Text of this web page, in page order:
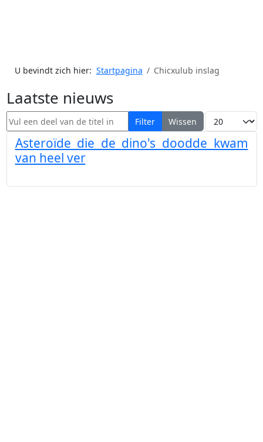
U bevindt zich hier: Startpagina Chicxulub inslag
Laatste nieuws
Vul een deel van de titel in Filter Wissen Toon #
Asteroïde die de dino's doodde kwam
van heel ver